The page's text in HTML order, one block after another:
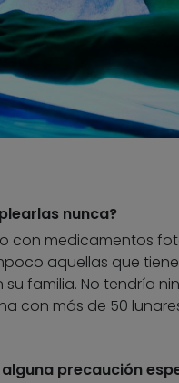
nunca?
con medicamentos
aquellas que
familia. No tendría
con más de 50
precaución